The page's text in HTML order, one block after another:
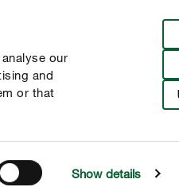
our
and
or that
Show details